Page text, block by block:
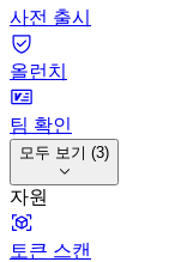
사전 출시
올런치
팀 확인
모두 보기 (3)
자원
토큰 스캔